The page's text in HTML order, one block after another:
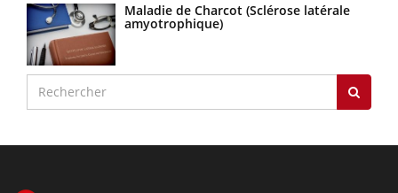
Maladie de Charcot (Sclérose latérale
amyotrophique)